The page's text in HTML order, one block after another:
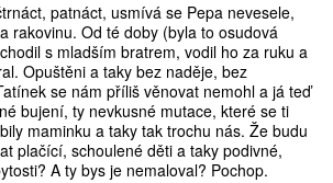
patnáct, usmívá se Pepa nevesele,
rakovinu. Od té doby (byla to osudová
s mladším bratrem, vodil ho za ruku a
Opuštěni a taky bez naděje, bez
se nám příliš věnovat nemohl a já teď
bujení, ty nevkusné mutace, které se ti
maminku a taky tak trochu nás. Že budu
plačící, schoulené děti a taky podivné,
A ty bys je nemaloval? Pochop.